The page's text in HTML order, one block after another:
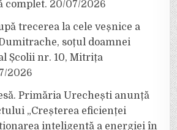
complet. 20/07/2026
trecerea la cele veșnice a
soțul doamnei
Școlii nr. 10, Mitrița
2026
Primăria Urechești anunță
„Creșterea eficienței
inteligentă a energiei în